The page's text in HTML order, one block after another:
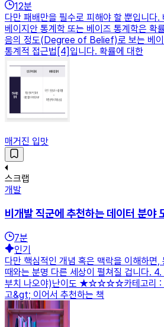
12분
다만 패배만을 필수로 피해야 할 뿐입니다.
베이지안 통계학 또는 베이즈 통계학은 확
음의 정도(Degree of Belief)로 보는 베이
통계적 접근법[4]입니다. 확률에 대한
매거진 입맛
스크랩
개발
비개발 직군에 추천하는 데이터 분야
7분
인기
다만 핵심적인 개념 혹은 맥락을 이해하면,
때와는 분명 다른 세상이 펼쳐질 겁니다.
부치 나오야)난이도 ★☆☆☆☆카테고리 :
고&gt; 이어서 추천하는 책